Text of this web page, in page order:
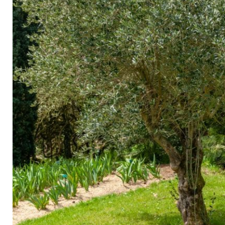
Arbustes de terre de bruyère
Plantes Grimpantes
Arbres fruitiers
Conifères
Plantes méditerranéennes et exotiques
Rosiers
Plantes
Plantes
Plantes
Plantes
Plantes
Plantes
Plantes
Lavande